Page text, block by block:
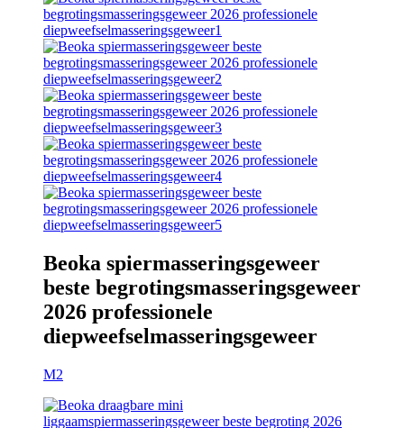
Beoka spiermasseringsgeweer
beste begrotingsmasseringsgeweer
2026 professionele
diepweefselmasseringsgeweer
M2